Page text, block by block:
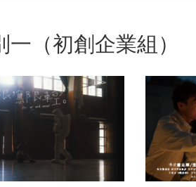
（初創企業組）